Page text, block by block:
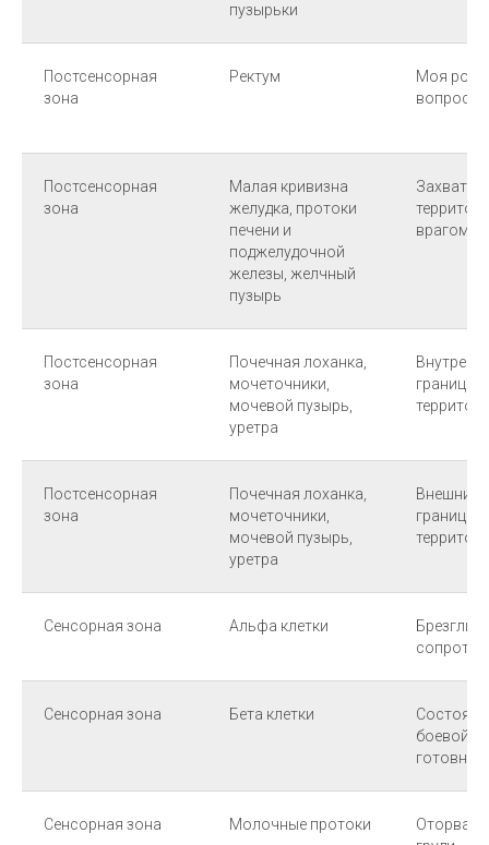
пузырьки
Постсенсорная
зона
Ректум
Моя роль
Постсенсорная
зона
Малая кривизна
желудка, протоки
печени и
поджелудочной
железы, желчный
пузырь
Захват
врагом
Постсенсорная
зона
Почечная лоханка,
мочеточники,
мочевой пузырь,
уретра
границы
Постсенсорная
зона
Почечная лоханка,
мочеточники,
мочевой пузырь,
уретра
Внешние
границы
Сенсорная зона Альфа клетки
Сенсорная зона Бета клетки
боевой
Сенсорная зона Молочные протоки